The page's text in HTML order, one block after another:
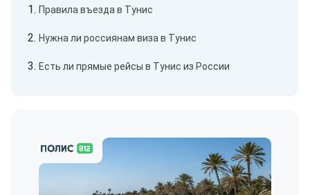
Правила въезда в Тунис
Нужна ли россиянам виза в Тунис
Есть ли прямые рейсы в Тунис из России